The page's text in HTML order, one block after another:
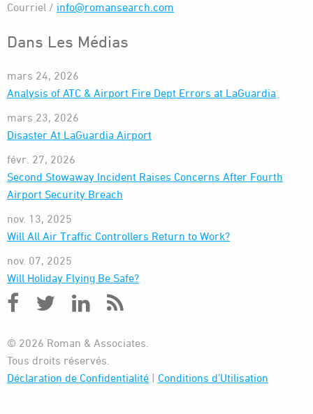
Courriel / info@romansearch.com
Dans Les Médias
mars 24, 2026
Analysis of ATC & Airport Fire Dept Errors at LaGuardia
mars 23, 2026
Disaster At LaGuardia Airport
févr. 27, 2026
Second Stowaway Incident Raises Concerns After Fourth
Airport Security Breach
nov. 13, 2025
Will All Air Traffic Controllers Return to Work?
nov. 07, 2025
Will Holiday Flying Be Safe?
© 2026 Roman & Associates.
Tous droits réservés.
Déclaration de Confidentialité
Conditions d’Utilisation